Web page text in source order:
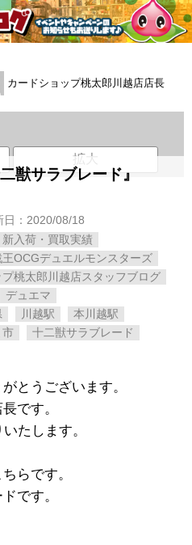
カードショップ桃太郎川越店店長
拡大
獣サラブレード』
日：2020/08/18
新入荷・買取実績
王OCGデュエルモンスターズ
プ桃太郎川越店スタッフブログ
デュエマ
川越駅
本川越駅
市 十二獣サラブレード
とうございます。
です。
たします。
らです。
です。